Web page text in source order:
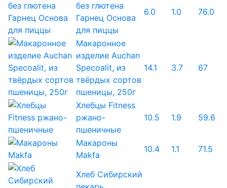
без глютена
Гарнец Основа
для пиццы
6.0 1.0 76.0
Макаронное
изделие Auchan
Specoalit, из
твёрдых сортов
пшеницы, 250г
14.1 3.7 67
Хлебцы Fitness
ржано-
пшеничные
10.5 1.9 59.6
Макароны
Makfa
10.4 1.1 71.5
Хлеб Сибирский